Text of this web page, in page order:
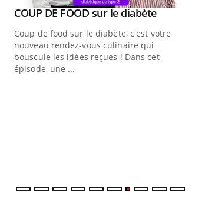
Youtube
COUP DE FOOD sur le diabèteYoutube
Coup de food sur le diabète, c'est votre
nouveau rendez-vous culinaire qui
bouscule les idées reçues ! Dans cet
épisode, une ...